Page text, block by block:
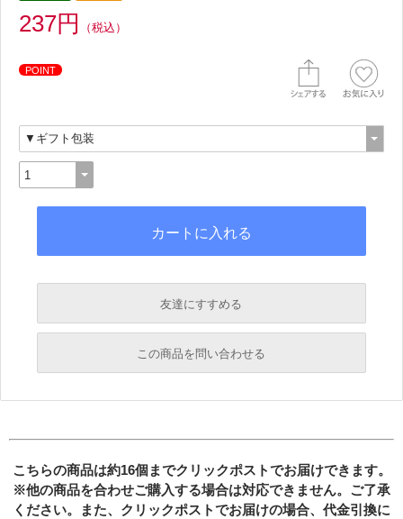
237円 （税込）
POINT
友達にすすめる
必須
この商品を問い合わせる
こちらの商品は約16個までクリックポストでお届けできます。
※他の商品を合わせご購入する場合は対応できません。ご了承
ください。また、クリックポストでお届けの場合、 代金引換に